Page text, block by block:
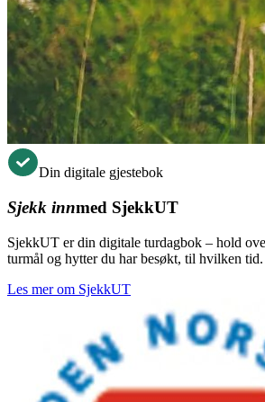
Din digitale gjestebok
Sjekk innmed SjekkUT
SjekkUT er din digitale turdagbok – hold
turmål og hytter du har besøkt, til hvilken tid.
Les mer om SjekkUT